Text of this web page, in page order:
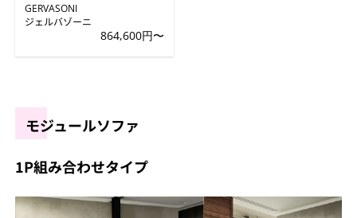
GERVASONI
ジェルバゾーニ
864,600円〜
モジュールソファ
1P組み合わせタイプ